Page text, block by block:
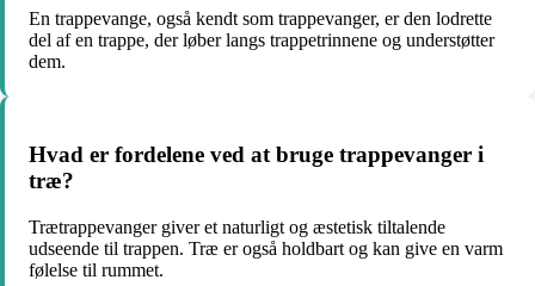
En trappevange, også kendt som trappevanger, er den lodrette
del af en trappe, der løber langs trappetrinnene og understøtter
dem.
Hvad er fordelene ved at bruge trappevanger i
træ?
Trætrappevanger giver et naturligt og æstetisk tiltalende
udseende til trappen. Træ er også holdbart og kan give en varm
følelse til rummet.